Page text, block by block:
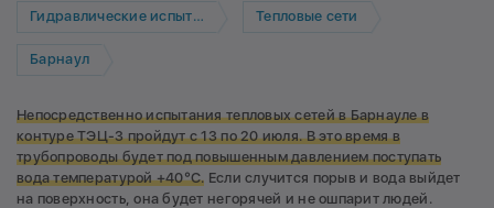
Гидравлические испытания Тепловые сети
Барнаул
Непосредственно испытания тепловых сетей в Барнауле в
контуре ТЭЦ-3 пройдут с 13 по 20 июля. В это время в
трубопроводы будет под повышенным давлением поступать
вода температурой +40°С. Если случится порыв и вода выйдет
на поверхность, она будет негорячей и не ошпарит людей.